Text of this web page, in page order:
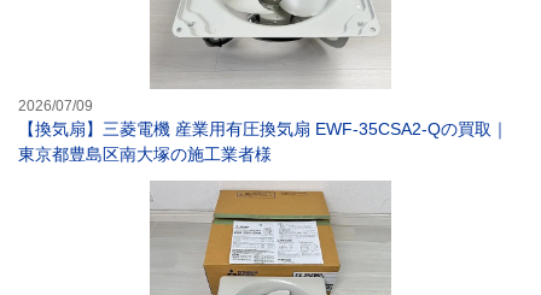
2026/07/09
【換気扇】三菱電機 産業用有圧換気扇 EWF-35CSA2-Qの買取｜
東京都豊島区南大塚の施工業者様